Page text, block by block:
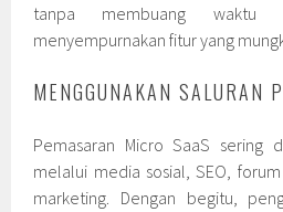
tanpa membuang waktu
menyempurnakan fitur yang
MENGGUNAKAN SALURAN
Pemasaran Micro SaaS sering
melalui media sosial, SEO,
marketing. Dengan begitu,